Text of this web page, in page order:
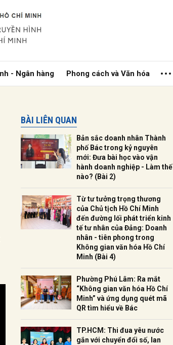
- Ngân hàng Phong cách và Văn hóa
BÀI LIÊN QUAN
Bản sắc doanh nhân Thành
phố Bác trong kỷ nguyên
mới: Đưa bài học vào vận
hành doanh nghiệp - Làm thế
nào? (Bài 2)
Từ tư tưởng trọng thương
của Chủ tịch Hồ Chí Minh
đến đường lối phát triển kinh
tế tư nhân của Đảng: Doanh
nhân - tiên phong trong
Không gian văn hóa Hồ Chí
Minh (Bài 4)
Phường Phú Lâm: Ra mắt
“Không gian văn hóa Hồ Chí
Minh” và ứng dụng quét mã
QR tìm hiểu về Bác
TP.HCM: Thi đua yêu nước
gắn với chuyển đổi số, lan
Gửi